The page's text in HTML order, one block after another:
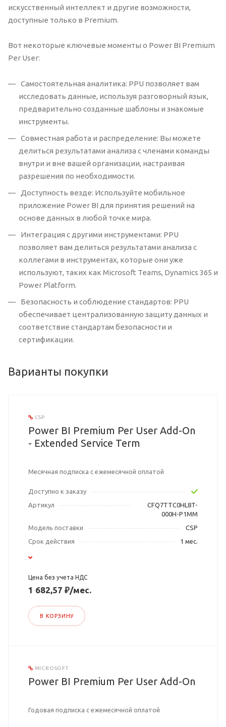
искусственный интеллект и другие возможности,
доступные только в Premium.
Вот некоторые ключевые моменты о Power BI Premium
Per User:
Самостоятельная аналитика: PPU позволяет вам
исследовать данные, используя разговорный язык,
предварительно созданные шаблоны и знакомые
инструменты.
Совместная работа и распределение: Вы можете
делиться результатами анализа с членами команды
внутри и вне вашей организации, настраивая
разрешения по необходимости.
Доступность везде: Используйте мобильное
приложение Power BI для принятия решений на
основе данных в любой точке мира.
Интеграция с другими инструментами: PPU
позволяет вам делиться результатами анализа с
коллегами в инструментах, которые они уже
используют, таких как Microsoft Teams, Dynamics 365 и
Power Platform.
Безопасность и соблюдение стандартов: PPU
обеспечивает централизованную защиту данных и
соответствие стандартам безопасности и
сертификации.
Варианты покупки
CSP
Power BI Premium Per User Add-On
- Extended Service Term
Месячная подписка с ежемесячной оплатой
Доступно к заказу
Артикул
CFQ7TTC0HL8T-
000H-P1MM
Модель поставки
CSP
Срок действия
1 мес.
Цена без учета НДС
1 682,57 ₽/мес.
В КОРЗИНУ
MICROSOFT
Power BI Premium Per User Add-On
Годовая подписка с ежемесячной оплатой